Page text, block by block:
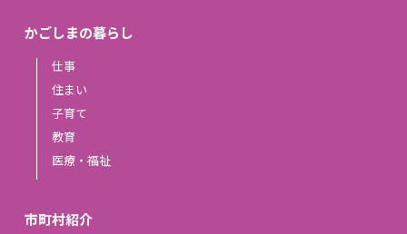
かごしまの暮らし
仕事
住まい
子育て
教育
医療・福祉
市町村紹介